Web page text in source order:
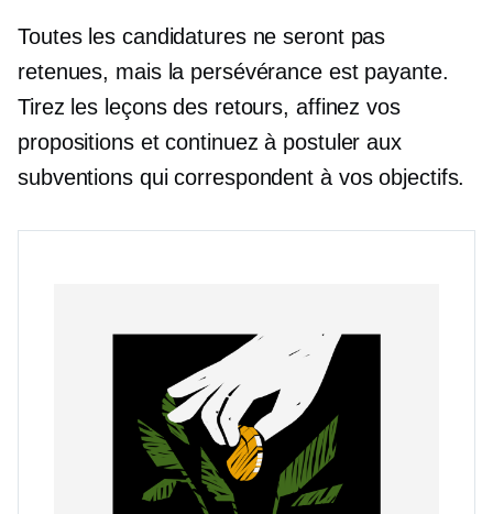
Toutes les candidatures ne seront pas
retenues, mais la persévérance est payante.
Tirez les leçons des retours, affinez vos
propositions et continuez à postuler aux
subventions qui correspondent à vos objectifs.